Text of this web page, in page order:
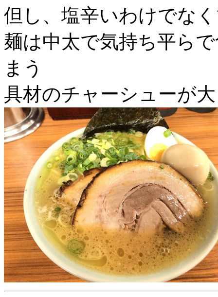
但し、塩辛いわけでな
麺は中太で気持ち平ら
まう
具材のチャーシューが